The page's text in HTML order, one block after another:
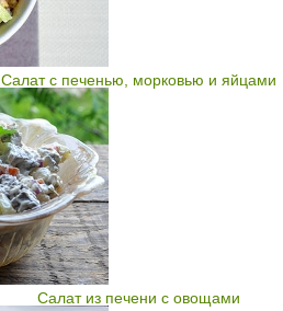
Салат с печенью, морковью и яйцами
Салат из печени с овощами